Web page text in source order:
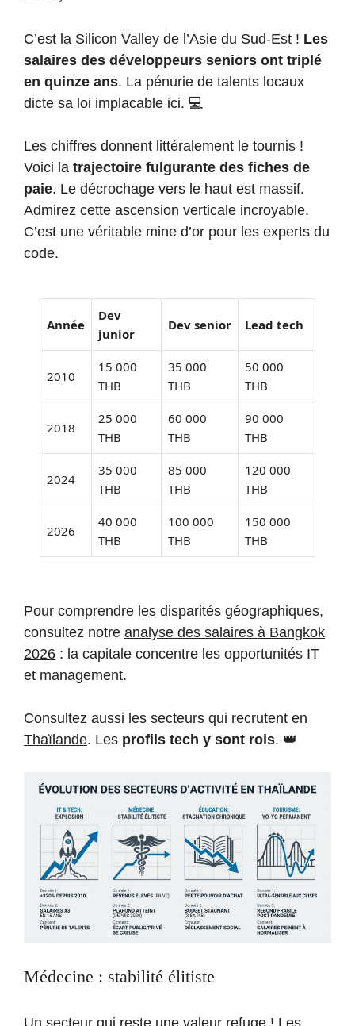
C’est la Silicon Valley de l’Asie du Sud-Est ! Les
salaires des développeurs seniors ont triplé
en quinze ans. La pénurie de talents locaux
dicte sa loi implacable ici. 💻
Les chiffres donnent littéralement le tournis !
Voici la trajectoire fulgurante des fiches de
paie. Le décrochage vers le haut est massif.
Admirez cette ascension verticale incroyable.
C’est une véritable mine d’or pour les experts du
code.
Année
Dev
junior
Dev senior Lead tech
2010
15 000
THB
35 000
THB
50 000
THB
2018
25 000
THB
60 000
THB
90 000
THB
2024
35 000
THB
85 000
THB
120 000
THB
2026
40 000
THB
100 000
THB
150 000
THB
Pour comprendre les disparités géographiques,
consultez notre analyse des salaires à Bangkok
2026 : la capitale concentre les opportunités IT
et management.
Consultez aussi les secteurs qui recrutent en
Thaïlande. Les profils tech y sont rois. 👑
Médecine : stabilité élitiste